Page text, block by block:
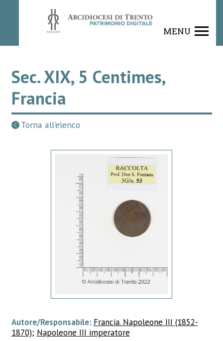
MENU
Sec. XIX, 5 Centimes,
Francia
Torna all'elenco
Autore/Responsabile: Francia. Napoleone III (1852-
1870); Napoleone III imperatore